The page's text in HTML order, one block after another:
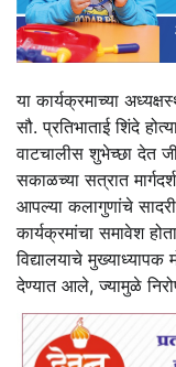
या कार्यक्रमाच्या
सौ. प्रतिभाताई शिंदे
वाटचालीस शुभेच्छा देत
सकाळच्या सत्रात
आपल्या कलागुणांचे
कार्यक्रमांचा समावेश
विद्यालयाचे मुख्याध्यापक
देण्यात आले, ज्यामुळे